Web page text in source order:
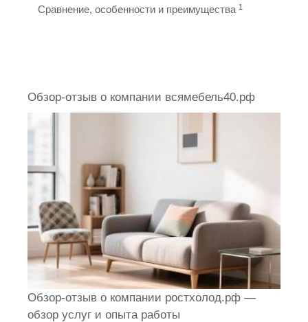
Сравнение, особенности и преимущества 1
Обзор-отзыв о компании всямебель40.рф
Обзор-отзыв о компании ростхолод.рф —
обзор услуг и опыта работы